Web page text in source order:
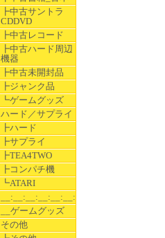
┣中古サントラ
CDDVD
┣中古レコード
┣中古ハード周辺
機器
┣中古未開封品
┣ジャンク品
┗ゲームグッズ
ハード／サプライ
┣ハード
┣サプライ
┣TEA4TWO
┣コンパチ機
┗ATARI
__:__:__:__:__:__:__
__ゲームグッズ
その他